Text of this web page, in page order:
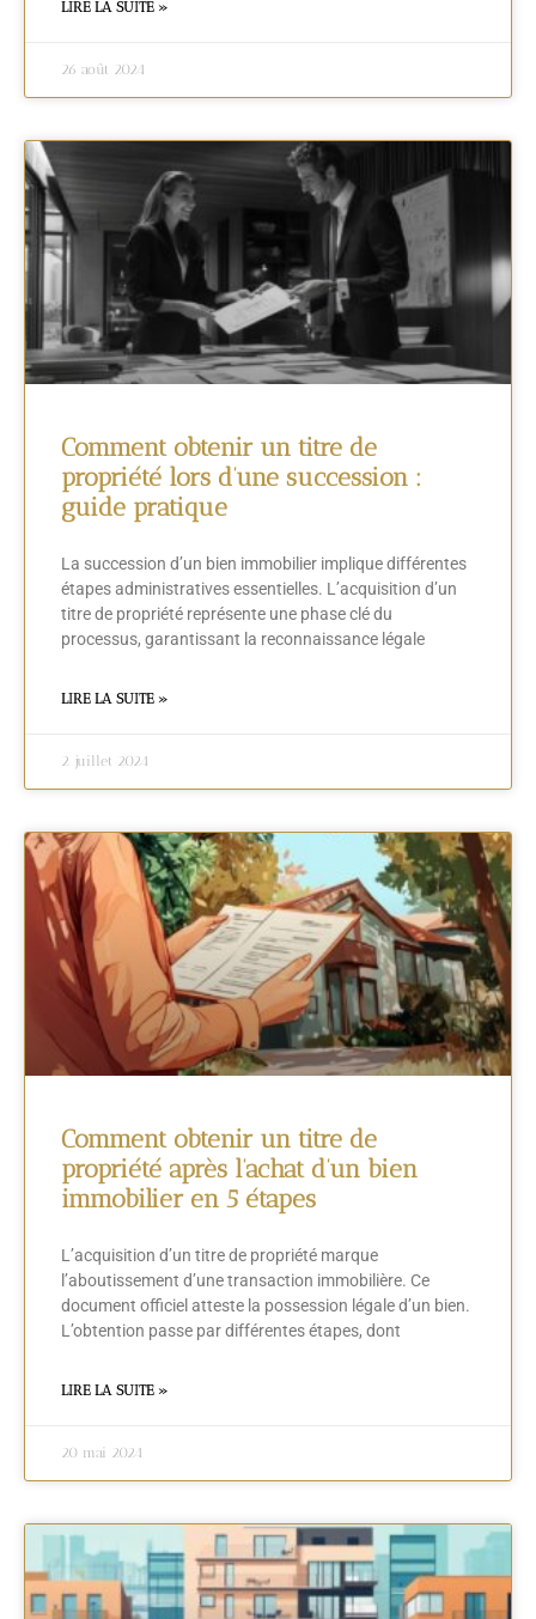
LIRE LA SUITE »
26 août 2024
Comment obtenir un titre de
propriété lors d’une succession :
guide pratique
La succession d’un bien immobilier implique différentes
étapes administratives essentielles. L’acquisition d’un
titre de propriété représente une phase clé du
processus, garantissant la reconnaissance légale
LIRE LA SUITE »
2 juillet 2024
Comment obtenir un titre de
propriété après l’achat d’un bien
immobilier en 5 étapes
L’acquisition d’un titre de propriété marque
l’aboutissement d’une transaction immobilière. Ce
document officiel atteste la possession légale d’un bien.
L’obtention passe par différentes étapes, dont
LIRE LA SUITE »
20 mai 2024